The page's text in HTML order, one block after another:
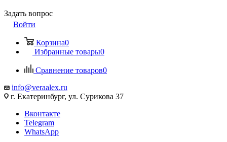
Задать вопрос
Войти
Корзина0
Избранные товары0
Сравнение товаров0
info@veraalex.ru
г. Екатеринбург, ул. Сурикова 37
Вконтакте
Telegram
WhatsApp